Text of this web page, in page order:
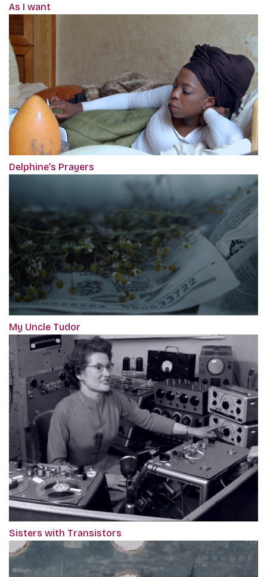
As I want
Delphine’s Prayers
My Uncle Tudor
Sisters with Transistors